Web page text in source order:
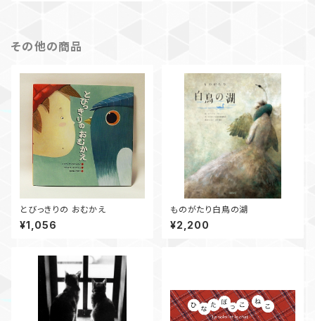
その他の商品
とびっきりの おむかえ
¥1,056
ものがたり白鳥の湖
¥2,200